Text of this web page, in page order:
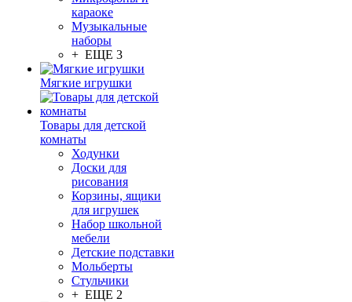
караоке
Музыкальные
наборы
+ ЕЩЕ 3
Мягкие игрушки
Товары для детской
комнаты
Ходунки
Доски для
рисования
Корзины, ящики
для игрушек
Набор школьной
мебели
Детские подставки
Мольберты
Стульчики
+ ЕЩЕ 2